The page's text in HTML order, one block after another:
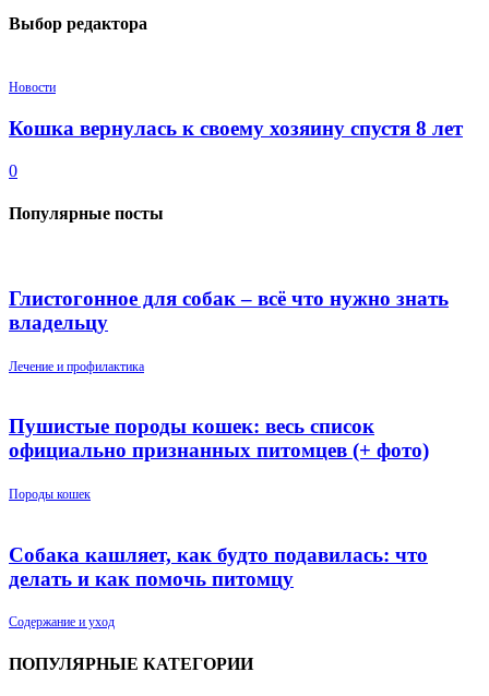
Выбор редактора
Новости
Кошка вернулась к своему хозяину спустя 8 лет
0
Популярные посты
Глистогонное для собак – всё что нужно знать
владельцу
Лечение и профилактика
Пушистые породы кошек: весь список
официально признанных питомцев (+ фото)
Породы кошек
Собака кашляет, как будто подавилась: что
делать и как помочь питомцу
Содержание и уход
ПОПУЛЯРНЫЕ КАТЕГОРИИ